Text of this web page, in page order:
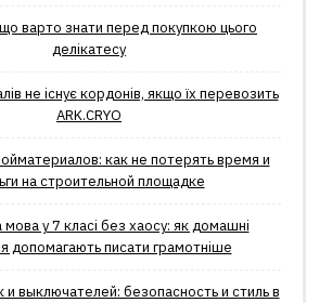
варто знати перед покупкою цього
делікатесу
не існує кордонів, якщо їх перевозить
ARK.CRYO
как не потерять время и
на строительной площадке
мова у 7 класі без хаосу: як домашні
допомагають писати грамотніше
выключателей: безопасность и стиль в